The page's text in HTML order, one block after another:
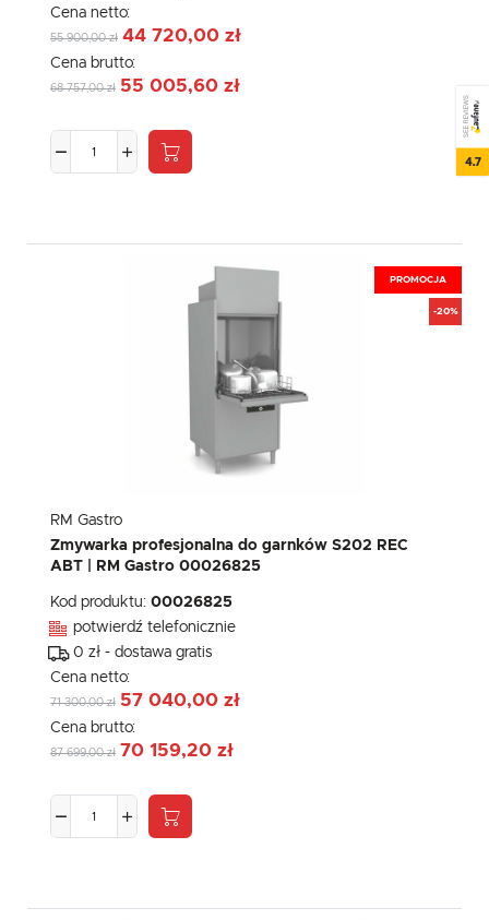
Cena netto:
55 900,00 zł 44 720,00 zł
Cena brutto:
68 757,00 zł 55 005,60 zł
PROMOCJA
-20%
RM Gastro
Zmywarka profesjonalna do garnków S202 REC
ABT | RM Gastro 00026825
Kod produktu: 00026825
potwierdź telefonicznie
0 zł - dostawa gratis
Cena netto:
71 300,00 zł 57 040,00 zł
Cena brutto:
87 699,00 zł 70 159,20 zł
SEE REVIEWS
4.7